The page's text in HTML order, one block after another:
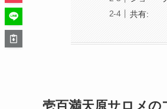
共有:
壱百満天原サロメ